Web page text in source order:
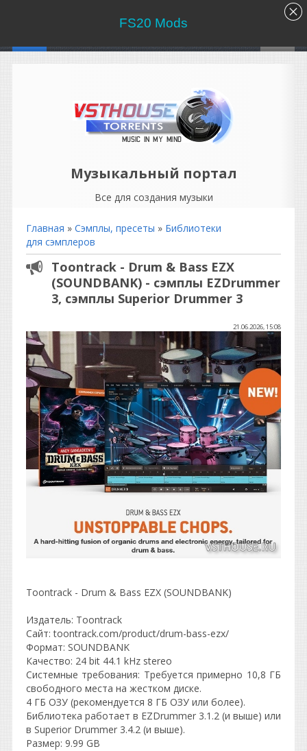
Музыкальный портал
Все для создания музыки
Главная » Сэмплы, пресеты » Библиотеки
для сэмплеров
Toontrack - Drum & Bass EZX
(SOUNDBANK) - сэмплы EZDrummer
3, сэмплы Superior Drummer 3
21.06.2026, 15:08
Toontrack - Drum & Bass EZX (SOUNDBANK)
Издатель: Toontrack
Сайт: toontrack.com/product/drum-bass-ezx/
Формат: SOUNDBANK
Качество: 24 bit 44.1 kHz stereo
Системные требования: Требуется примерно 10,8 ГБ
свободного места на жестком диске.
4 ГБ ОЗУ (рекомендуется 8 ГБ ОЗУ или более).
Библиотека работает в EZDrummer 3.1.2 (и выше) или
в Superior Drummer 3.4.2 (и выше).
Размер: 9.99 GB
FS20 Mods